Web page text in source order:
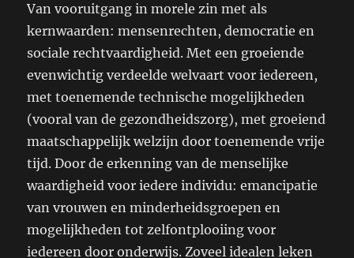
Van vooruitgang in morele zin met als
kernwaarden: mensenrechten, democratie en
sociale rechtvaardigheid. Met een groeiende
evenwichtig verdeelde welvaart voor iedereen,
met toenemende technische mogelijkheden
(vooral van de gezondheidszorg), met groeiend
maatschappelijk welzijn door toenemende vrije
tijd. Door de erkenning van de menselijke
waardigheid voor iedere individu: emancipatie
van vrouwen en minderheidsgroepen en
mogelijkheden tot zelfontplooiing voor
iedereen door onderwijs. Zoveel idealen leken